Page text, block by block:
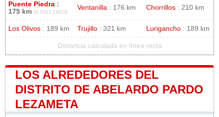
Puente Piedra :
175 km el más cerca
Ventanilla : 176 km Chorrillos : 210 km
Los Olivos : 189 km Trujillo : 321 km Lurigancho : 189 km
Distancia calculada en línea recta
LOS ALREDEDORES DEL
DISTRITO DE ABELARDO PARDO
LEZAMETA